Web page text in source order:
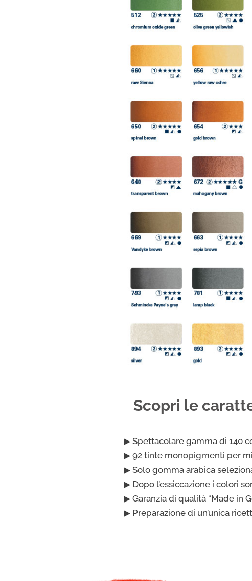
Scopri le
▶ Spettacolare gamma di 140
▶ 92 tinte monopigmenti per
▶ Solo gomma arabica
▶ Dopo l’essiccazione i colori
▶ Garanzia di qualità “Made in
▶ Preparazione di un’unica